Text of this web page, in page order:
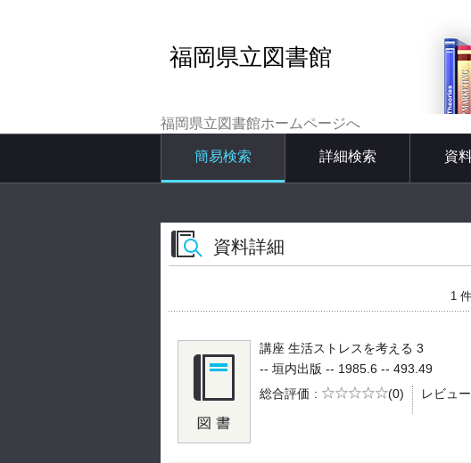
福岡県立図書館
福岡県立図書館ホームページへ
簡易検索 詳細検索 資
資料詳細
1
講座 生活ストレスを考える 3
-- 垣内出版 -- 1985.6 -- 493.49
総合評価
5段階評価
(0) レビュー